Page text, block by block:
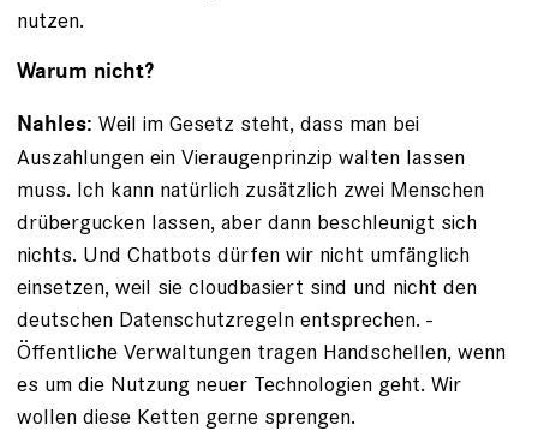
nutzen.
Warum nicht?
Nahles: Weil im Gesetz steht, dass man bei
Auszahlungen ein Vieraugenprinzip walten lassen
muss. Ich kann ­natürlich zusätzlich zwei Menschen
drübergucken lassen, aber dann beschleunigt sich
nichts. Und Chatbots dürfen wir nicht umfänglich
einsetzen, weil sie cloudbasiert sind und nicht den
deutschen Datenschutzregeln entsprechen. ­
Öffentliche Verwaltungen tragen Handschellen, wenn
es um die Nutzung neuer Technologien geht. Wir
wollen ­diese Ketten gerne sprengen.